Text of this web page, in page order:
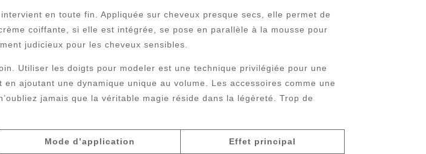
en toute fin. Appliquée sur cheveux presque secs, elle permet de
coiffante, si elle est intégrée, se pose en parallèle à la mousse pour
judicieux pour les cheveux sensibles.
Utiliser les doigts pour modeler est une technique privilégiée pour une
ajoutant une dynamique unique au volume. Les accessoires comme une
jamais que la véritable magie réside dans la légèreté. Trop de
Mode d’application Effet principal